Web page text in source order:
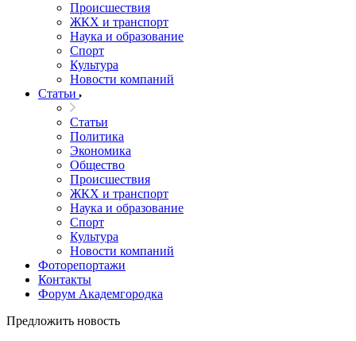
Происшествия
ЖКХ и транспорт
Наука и образование
Спорт
Культура
Новости компаний
Статьи
Статьи
Политика
Экономика
Общество
Происшествия
ЖКХ и транспорт
Наука и образование
Спорт
Культура
Новости компаний
Фоторепортажи
Контакты
Форум Академгородка
Предложить новость